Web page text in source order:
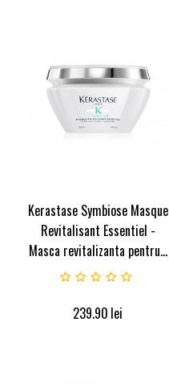
Kerastase Symbiose Masque
Revitalisant Essentiel -
Masca revitalizanta pentru...
239.90 lei